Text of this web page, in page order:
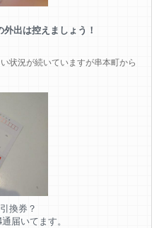
出は控えましょう！
状況が続いていますが串本町から
換券？
届いてます。